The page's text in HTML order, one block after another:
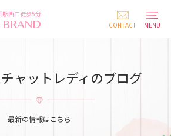
駅西口徒歩5分
CONTACT
MENU
ャットレディのブログ
最新の情報はこちら